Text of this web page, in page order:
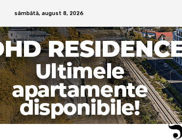
sâmbătă, august 8, 2026